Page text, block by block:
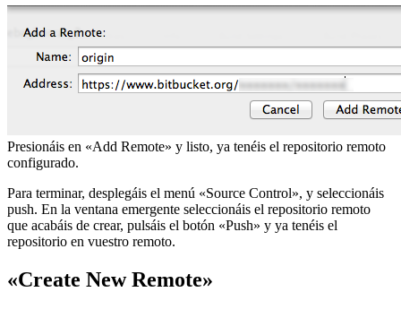
Presionáis en «Add Remote» y listo, ya tenéis el repositorio remoto
configurado.
Para terminar, desplegáis el menú «Source Control», y seleccionáis
push. En la ventana emergente seleccionáis el repositorio remoto
que acabáis de crear, pulsáis el botón «Push» y ya tenéis el
repositorio en vuestro remoto.
«Create New Remote»